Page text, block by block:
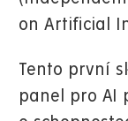
on Artificial
Tento první
panel pro AI